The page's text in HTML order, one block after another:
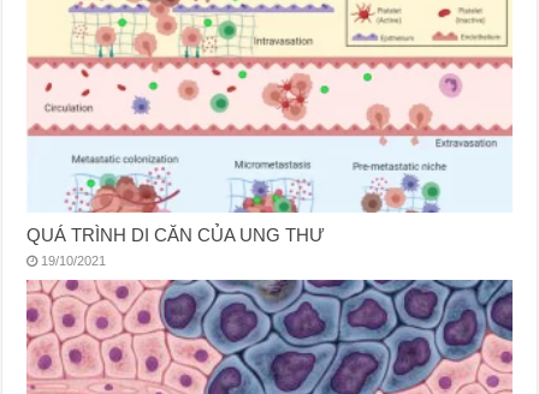
QUÁ TRÌNH DI CĂN CỦA UNG THƯ
19/10/2021